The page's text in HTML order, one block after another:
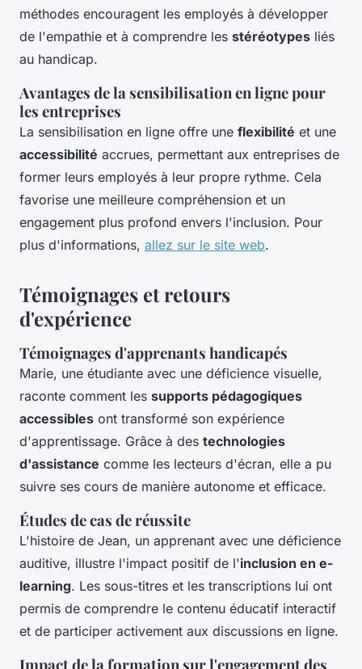
méthodes encouragent les employés à développer
de l'empathie et à comprendre les stéréotypes liés
au handicap.
Avantages de la sensibilisation en ligne pour
les entreprises
La sensibilisation en ligne offre une flexibilité et une
accessibilité accrues, permettant aux entreprises de
former leurs employés à leur propre rythme. Cela
favorise une meilleure compréhension et un
engagement plus profond envers l'inclusion. Pour
plus d'informations, allez sur le site web.
Témoignages et retours
d'expérience
Témoignages d'apprenants handicapés
Marie, une étudiante avec une déficience visuelle,
raconte comment les supports pédagogiques
accessibles ont transformé son expérience
d'apprentissage. Grâce à des technologies
d'assistance comme les lecteurs d'écran, elle a pu
suivre ses cours de manière autonome et efficace.
Études de cas de réussite
L'histoire de Jean, un apprenant avec une déficience
auditive, illustre l'impact positif de l'inclusion en e-
learning. Les sous-titres et les transcriptions lui ont
permis de comprendre le contenu éducatif interactif
et de participer activement aux discussions en ligne.
Impact de la formation sur l'engagement des